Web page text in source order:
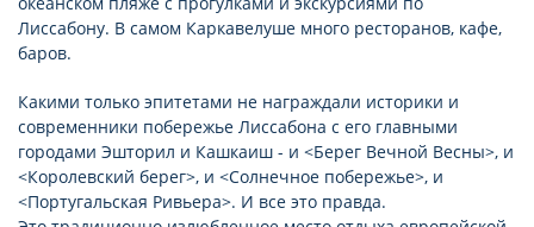
Лиссабону. В самом Каркавелуше много ресторанов, кафе,
баров.
Какими только эпитетами не награждали историки и
современники побережье Лиссабона с его главными
городами Эшторил и Кашкаиш - и <Берег Вечной Весны>, и
<Королевский берег>, и <Солнечное побережье>, и
<Португальская Ривьера>. И все это правда.